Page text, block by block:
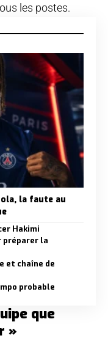
les postes.
la faute au
Hakimi
préparer la
et chaîne de
probable
que
»